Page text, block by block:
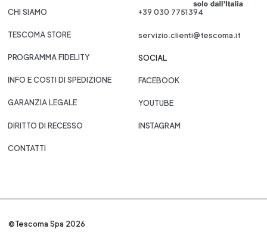
CHI SIAMO
TESCOMA STORE
PROGRAMMA FIDELITY
INFO E COSTI DI SPEDIZIONE
GARANZIA LEGALE
DIRITTO DI RECESSO
CONTATTI
+39 030 7751394
servizio.clienti@tescoma.it
SOCIAL
FACEBOOK
YOUTUBE
INSTAGRAM
©Tescoma Spa 2026